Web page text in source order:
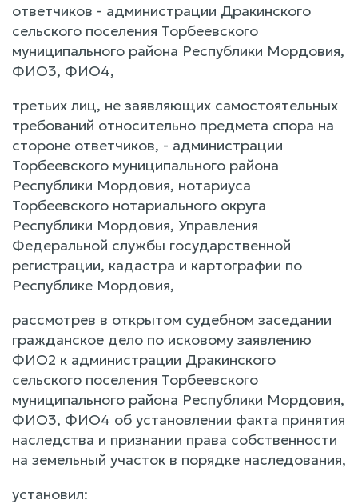
ответчиков - администрации Дракинского
сельского поселения Торбеевского
муниципального района Республики Мордовия,
ФИО3, ФИО4,
третьих лиц, не заявляющих самостоятельных
требований относительно предмета спора на
стороне ответчиков, - администрации
Торбеевского муниципального района
Республики Мордовия, нотариуса
Торбеевского нотариального округа
Республики Мордовия, Управления
Федеральной службы государственной
регистрации, кадастра и картографии по
Республике Мордовия,
рассмотрев в открытом судебном заседании
гражданское дело по исковому заявлению
ФИО2 к администрации Дракинского
сельского поселения Торбеевского
муниципального района Республики Мордовия,
ФИО3, ФИО4 об установлении факта принятия
наследства и признании права собственности
на земельный участок в порядке наследования,
установил: